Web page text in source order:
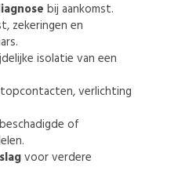
bij aankomst.
zekeringen en
isolatie van een
verlichting
of
voor verdere